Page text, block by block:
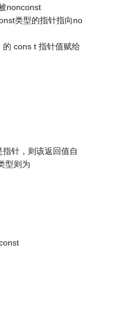
nonconst
类型的指针指向no
的 cons t 指针值赋给
针，则该返回值自
型则为